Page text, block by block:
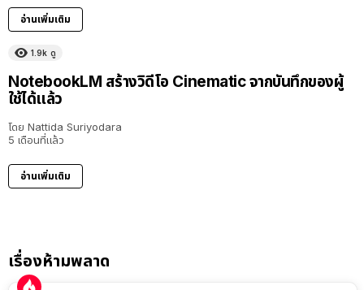
อ่านเพิ่มเติม
1.9k ดู
NotebookLM สร้างวิดีโอ Cinematic จากบันทึกของผู้
ใช้ได้แล้ว
โดย Nattida Suriyodara
5 เดือนที่แล้ว
อ่านเพิ่มเติม
เรื่องห้ามพลาด